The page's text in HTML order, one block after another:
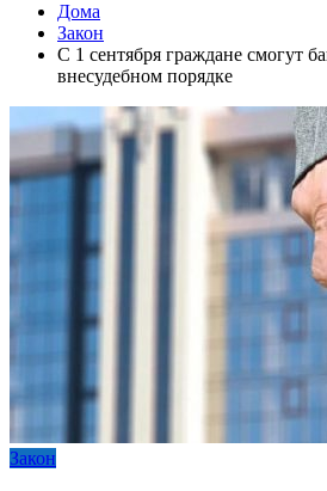
Дома
Закон
С 1 сентября граждане смогут
внесудебном порядке
Закон